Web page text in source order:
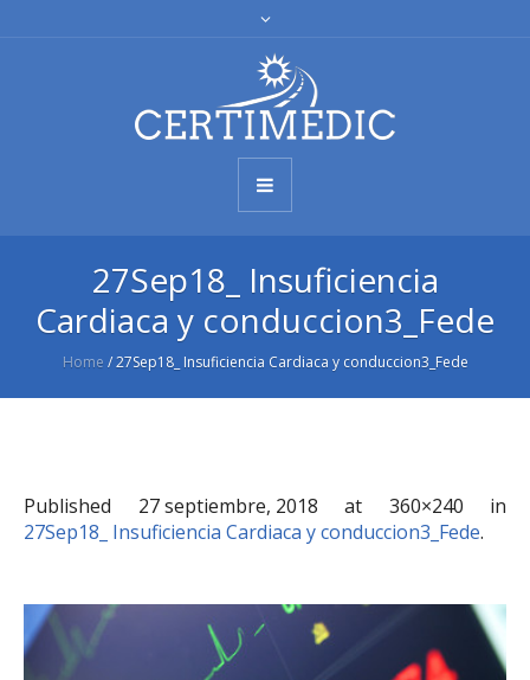
27Sep18_ Insuficiencia
Cardiaca y conduccion3_Fede
Home /27Sep18_ Insuficiencia Cardiaca y conduccion3_Fede
Published 27 septiembre, 2018 at 360×240 in
27Sep18_ Insuficiencia Cardiaca y conduccion3_Fede.